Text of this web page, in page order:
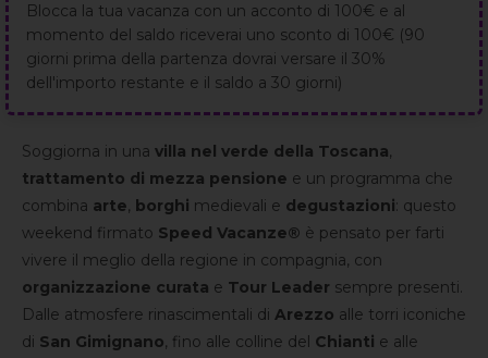
Blocca la tua vacanza con un acconto di 100€ e al
momento del saldo riceverai uno sconto di 100€ (90
giorni prima della partenza dovrai versare il 30%
dell'importo restante e il saldo a 30 giorni)
Soggiorna in una villa nel verde della Toscana,
trattamento di mezza pensione e un programma che
combina arte, borghi medievali e degustazioni: questo
weekend firmato Speed Vacanze® è pensato per farti
vivere il meglio della regione in compagnia, con
organizzazione curata e Tour Leader sempre presenti.
Dalle atmosfere rinascimentali di Arezzo alle torri iconiche
di San Gimignano, fino alle colline del Chianti e alle